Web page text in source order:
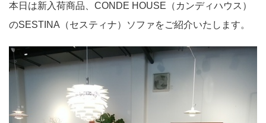
本日は新入荷商品、CONDE HOUSE（カンディハウス）
のSESTINA（セスティナ）ソファをご紹介いたします。